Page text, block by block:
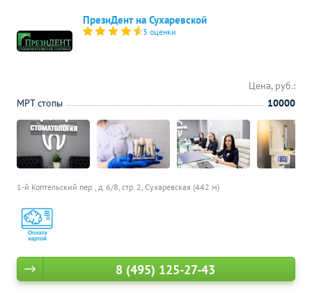
ПрезиДент на Сухаревской
3 оценки
1-й Коптельский пер., д. 6/8, стр. 2, Сухаревская (442 м)
Цена, руб.:
МРТ стопы
10000
8 (495) 125-27-43